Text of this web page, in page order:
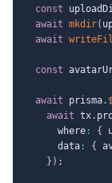
const
await mkdir(
await
const
await prisma.
await tx.
      where
: {
      data
: {
} ) ;